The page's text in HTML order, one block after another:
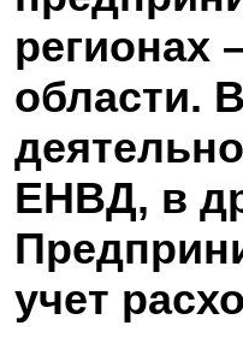
регионах
области.
ЕНВД, в
учет